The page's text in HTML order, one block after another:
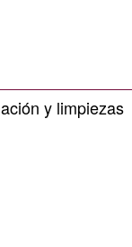
y limpiezas